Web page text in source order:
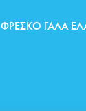
ΦΡΈΣΚΟ ΓΆΛΑ